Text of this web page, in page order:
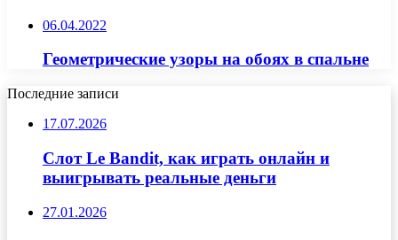
06.04.2022
Геометрические узоры на обоях в спальне
Последние записи
17.07.2026
Слот Le Bandit, как играть онлайн и
выигрывать реальные деньги
27.01.2026